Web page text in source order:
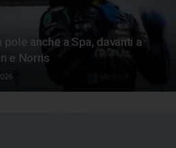
pole anche a Spa, davanti a
e Norris